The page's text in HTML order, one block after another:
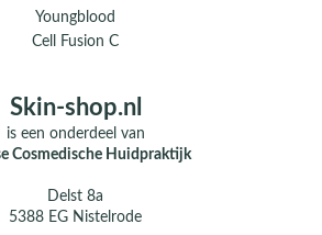
Youngblood
Cell Fusion C
Skin-shop.nl
is een onderdeel van
Cosmedische Huidpraktijk
Delst 8a
5388 EG Nistelrode